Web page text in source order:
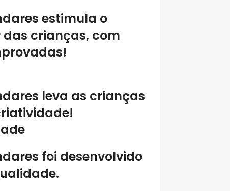
estimula o
crianças, com
leva as crianças
foi desenvolvido
.